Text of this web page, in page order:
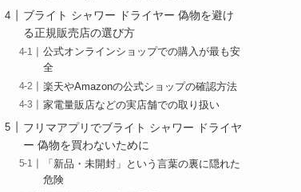
ブライト シャワー ドライヤー 偽物を避け
る正規販売店の選び方
公式オンラインショップでの購入が最も安
全
楽天やAmazonの公式ショップの確認方法
家電量販店などの実店舗での取り扱い
フリマアプリでブライト シャワー ドライヤ
ー 偽物を買わないために
「新品・未開封」という言葉の裏に隠れた
危険